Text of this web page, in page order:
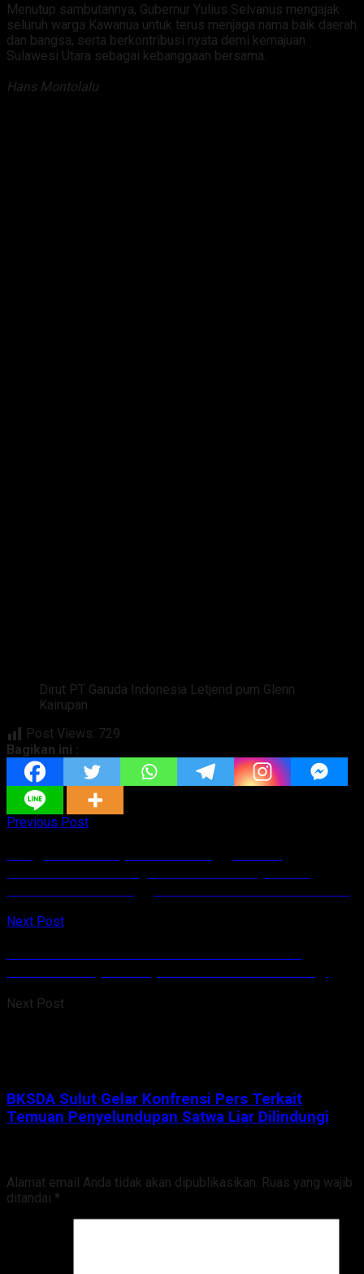
‎Menutup sambutannya, Gubernur Yulius Selvanus mengajak
seluruh warga Kawanua untuk terus menjaga nama baik daerah
dan bangsa, serta berkontribusi nyata demi kemajuan
Sulawesi Utara sebagai kebanggaan bersama.
Hans Montolalu
Dirut PT Garuda Indonesia Letjend purn Glenn
Kairupan
Post Views: 729
Bagikan ini :
Previous Post
Next Post
Next Post
BKSDA Sulut Gelar Konfrensi Pers Terkait
Temuan Penyelundupan Satwa Liar Dilindungi
Alamat email Anda tidak akan dipublikasikan. Ruas yang wajib
ditandai *